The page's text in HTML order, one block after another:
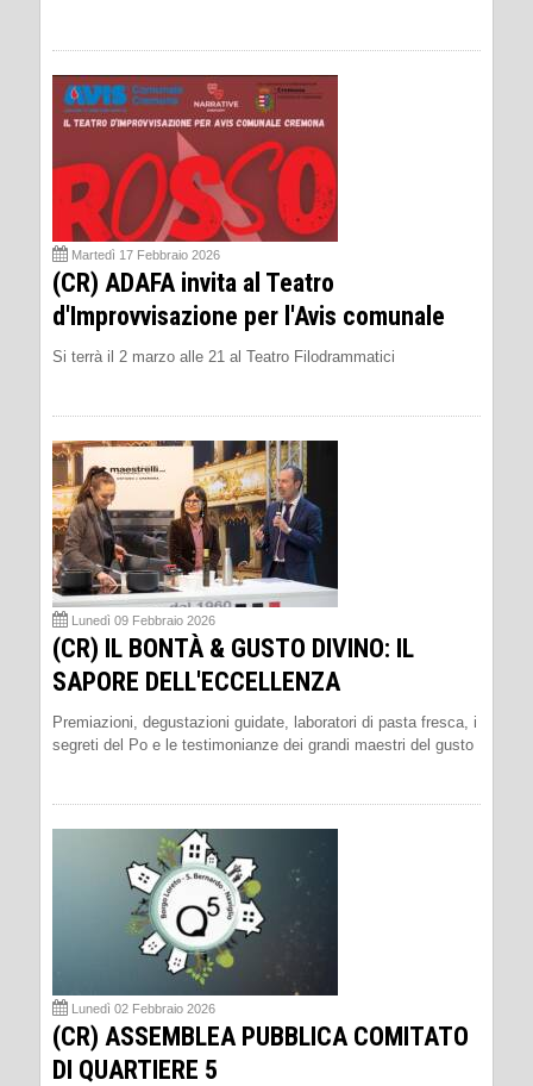
Martedì 17 Febbraio 2026
(CR) ADAFA invita al Teatro
d'Improvvisazione per l'Avis comunale
Si terrà il 2 marzo alle 21 al Teatro Filodrammatici
Lunedì 09 Febbraio 2026
(CR) IL BONTÀ & GUSTO DIVINO: IL
SAPORE DELL'ECCELLENZA
Premiazioni, degustazioni guidate, laboratori di pasta fresca, i
segreti del Po e le testimonianze dei grandi maestri del gusto
Lunedì 02 Febbraio 2026
(CR) ASSEMBLEA PUBBLICA COMITATO
DI QUARTIERE 5